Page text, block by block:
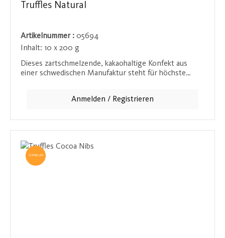
Truffles Natural
Artikelnummer : 05694
Inhalt: 10 x 200 g
Dieses zartschmelzende, kakaohaltige Konfekt aus
einer schwedischen Manufaktur steht für höchste
reichhaltige Kakaogeschmack sorgen für ein intensives
begeistern wird.
Anmelden / Registrieren
TOPSELLER